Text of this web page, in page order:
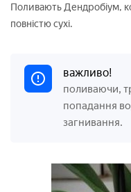
Поливають Дендробіум,
повністю сухі.
важливо!
поливаючи,
попадання
загнивання.